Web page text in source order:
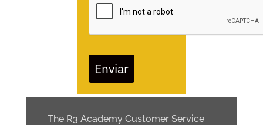
Enviar
The R3 Academy Customer Service